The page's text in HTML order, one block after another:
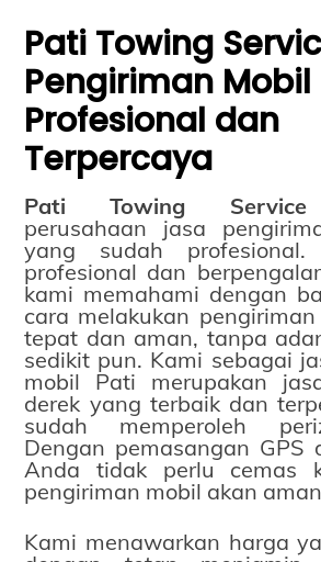
Pati Towing
Pengiriman Mobil
Profesional dan
Terpercaya
Pati Towing Service
perusahaan jasa
yang sudah
profesional dan
kami memahami dengan
cara melakukan
tepat dan aman, tanpa
sedikit pun. Kami sebagai
mobil Pati merupakan
derek yang terbaik dan
sudah memperoleh
Dengan pemasangan GPS
Anda tidak perlu cemas
pengiriman mobil akan
Kami menawarkan harga